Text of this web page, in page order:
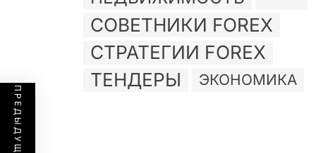
СОВЕТНИКИ FOREX
СТРАТЕГИИ FOREX
ТЕНДЕРЫ
ЭКОНОМИКА